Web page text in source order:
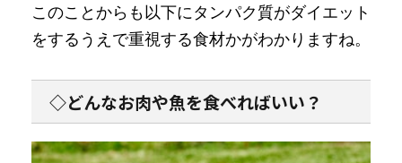
このことからも以下にタンパク質がダイエット
をするうえで重視する食材かがわかりますね。
◇どんなお肉や魚を食べればいい？